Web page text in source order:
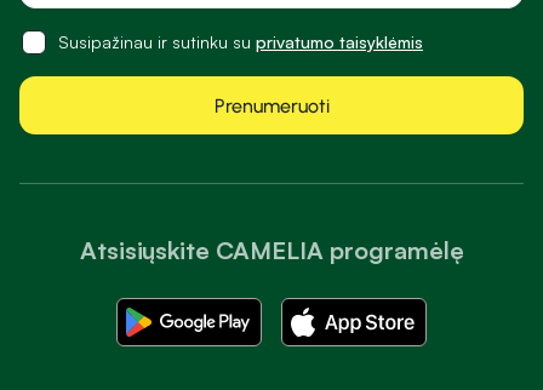
Atsisiųskite CAMELIA programėlę
Susipažinau ir sutinku su privatumo taisyklėmis
Prenumeruoti